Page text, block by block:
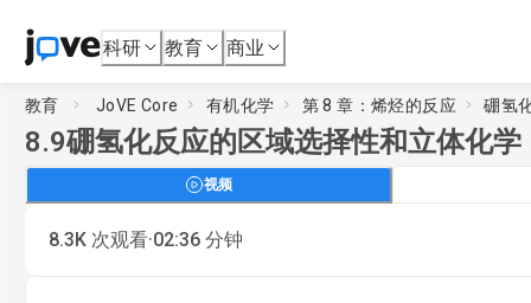
科研 教育 商业
教育 JoVE Core 有机化学 第 8 章：烯烃的反应 硼氢
8.9硼氢化反应的区域选择性和立体化学
视频
8.3K 次观看·02:36 分钟